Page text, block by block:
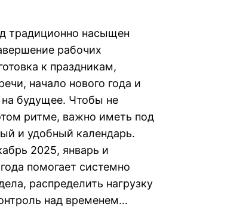
традиционно насыщен
рабочих
к праздникам,
начало нового года и
будущее. Чтобы не
ритме, важно иметь под
и удобный календарь.
2025, январь и
помогает системно
распределить нагрузку
над временем…